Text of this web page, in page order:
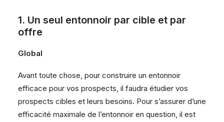
1. Un seul entonnoir par cible et par
offre
Global
Avant toute chose, pour construire un entonnoir
efficace pour vos prospects, il faudra étudier vos
prospects cibles et leurs besoins. Pour s’assurer d’une
efficacité maximale de l’entonnoir en question, il est